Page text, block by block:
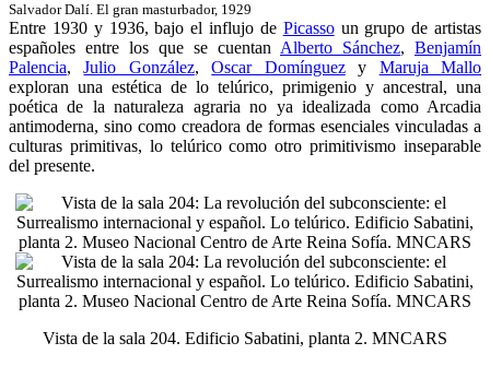
Salvador Dalí. El gran masturbador, 1929
Entre 1930 y 1936, bajo el influjo de Picassoun grupo de artistas
españoles entre los que se cuentan Alberto Sánchez, Benjamín
Palencia,Julio González,Oscar Domínguezy Maruja Mallo
exploran una estética de lo telúrico, primigenio y ancestral, una
poética de la naturaleza agraria no ya idealizada como Arcadia
antimoderna, sino como creadora de formas esenciales vinculadas a
culturas primitivas, lo telúrico como otro primitivismo inseparable
del presente.
Vista de la sala 204. Edificio Sabatini, planta 2. MNCARS